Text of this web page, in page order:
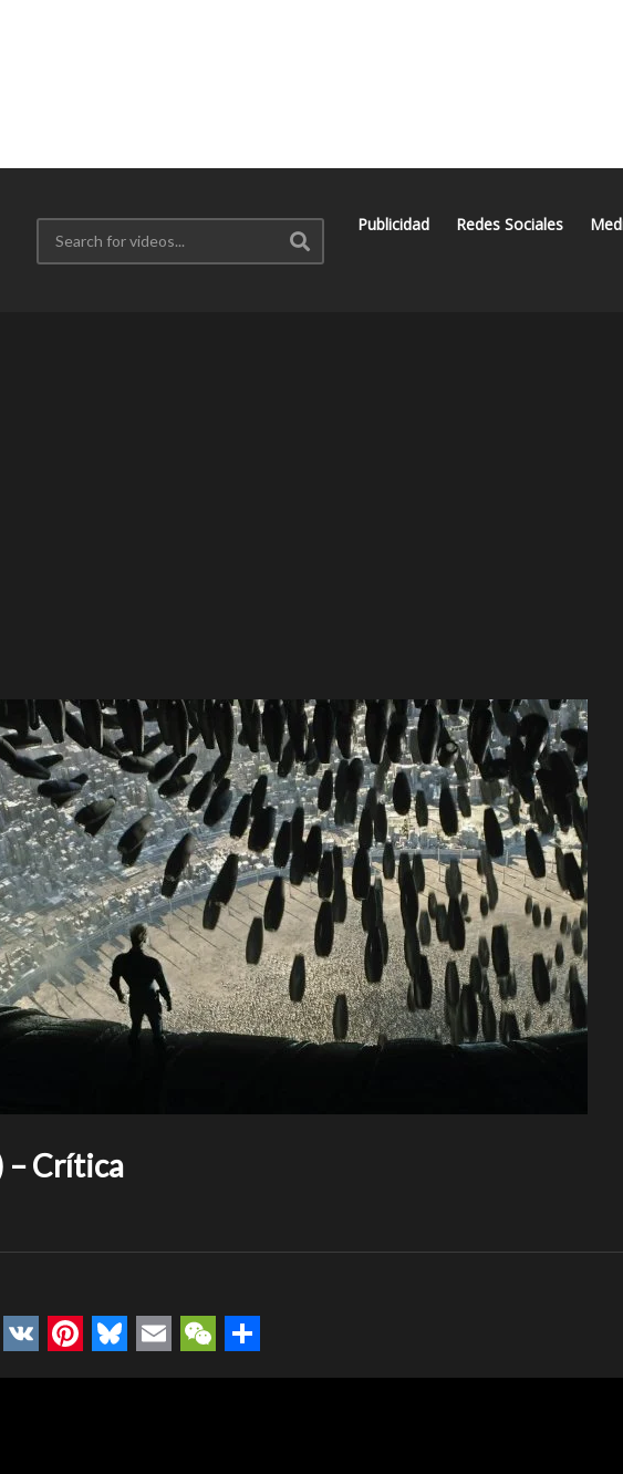
Publicidad Redes Sociales
– Crítica
VKPinterest
Bluesky
EmailWeChat
Compartir